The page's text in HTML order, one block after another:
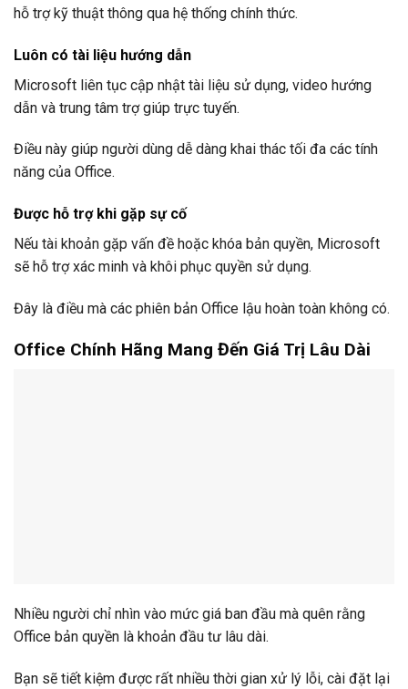
hỗ trợ kỹ thuật thông qua hệ thống chính thức.
Luôn có tài liệu hướng dẫn
Microsoft liên tục cập nhật tài liệu sử dụng, video hướng
dẫn và trung tâm trợ giúp trực tuyến.
Điều này giúp người dùng dễ dàng khai thác tối đa các tính
năng của Office.
Được hỗ trợ khi gặp sự cố
Nếu tài khoản gặp vấn đề hoặc khóa bản quyền, Microsoft
sẽ hỗ trợ xác minh và khôi phục quyền sử dụng.
Đây là điều mà các phiên bản Office lậu hoàn toàn không có.
Office Chính Hãng Mang Đến Giá Trị Lâu Dài
Nhiều người chỉ nhìn vào mức giá ban đầu mà quên rằng
Office bản quyền là khoản đầu tư lâu dài.
Bạn sẽ tiết kiệm được rất nhiều thời gian xử lý lỗi, cài đặt lại